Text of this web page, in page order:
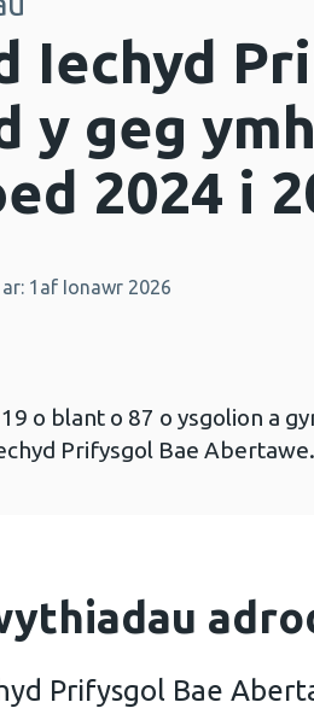
Iechyd
y geg
2024 i
1af Ionawr 2026
o blant o 87 o ysgolion a
Prifysgol Bae Abertawe.
Prifysgol Bae